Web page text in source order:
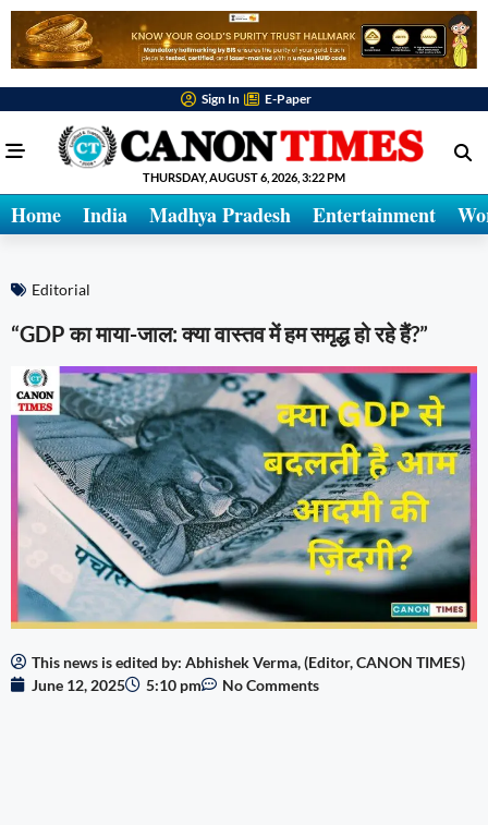
Sign In E-Paper
THURSDAY, AUGUST 6, 2026, 3:22 PM
Home India Madhya Pradesh Entertainment
Editorial
“GDP का माया-जाल: क्या वास्तव में हम समृद्ध हो रहे हैं?”
This news is edited by: Abhishek Verma, (Editor, CANON TIMES)
June 12, 2025
5:10 pm No Comments